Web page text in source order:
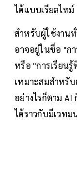
ได้แบบเรียลไทม์
สำหรับผู้ใช้งาน
อาจอยู่ในชื่อ "ก
หรือ "การเรียน
เหมาะสมสำหรั
อย่างไรก็ตาม AI
ได้ราวกับมีเวทม